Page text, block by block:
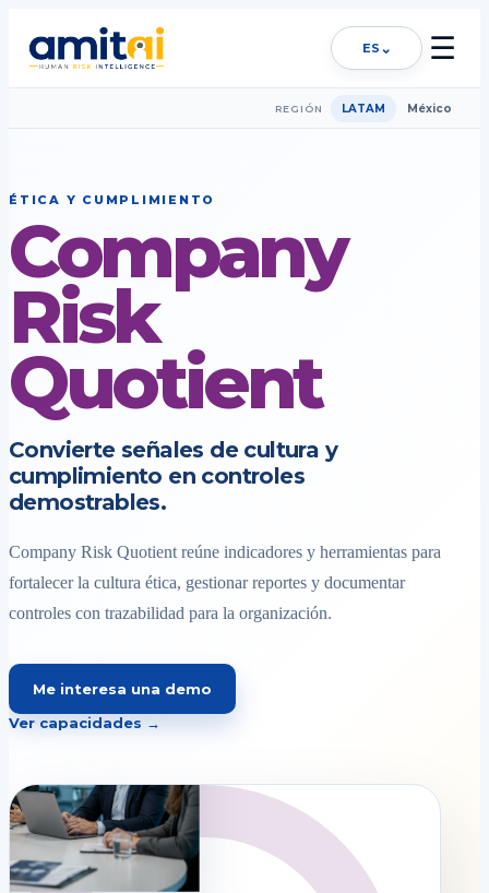
ES ⌄ ☰
REGIÓN LATAM México
ÉTICA Y CUMPLIMIENTO
Company
Risk
Quotient
Convierte señales de cultura y
cumplimiento en controles
demostrables.
Company Risk Quotient reúne indicadores y herramientas para
fortalecer la cultura ética, gestionar reportes y documentar
controles con trazabilidad para la organización.
Me interesa una demo
Ver capacidades →